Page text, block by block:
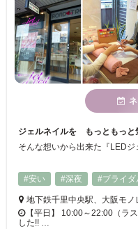
ジェルネイルを もっともっと
#安い
#深夜 #ブライダ
地下鉄千里中央駅、大阪モ
【平日】 10:00～22:00（ラ
した!! …